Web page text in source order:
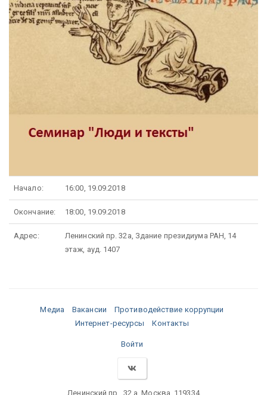
Начало: 16:00, 19.09.2018
Окончание: 18:00, 19.09.2018
Адрес:
Ленинский пр. 32а, Здание президиума РАН, 14
этаж, ауд. 1407
Медиа Вакансии
Противодействие коррупции
Интернет-ресурсы
Контакты
Войти
Ленинский пр., 32 а, Москва, 119334